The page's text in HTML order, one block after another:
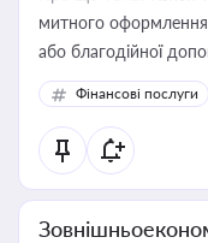
митного оформлення,
або благодійної
Фінансові послуги